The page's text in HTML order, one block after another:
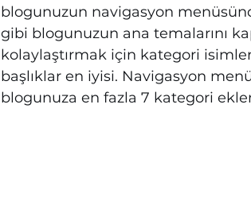
blogunuzun navigasyon
gibi blogunuzun ana temalarını
kolaylaştırmak için kategori
başlıklar en iyisi. Navigasyon
blogunuza en fazla 7 kategori